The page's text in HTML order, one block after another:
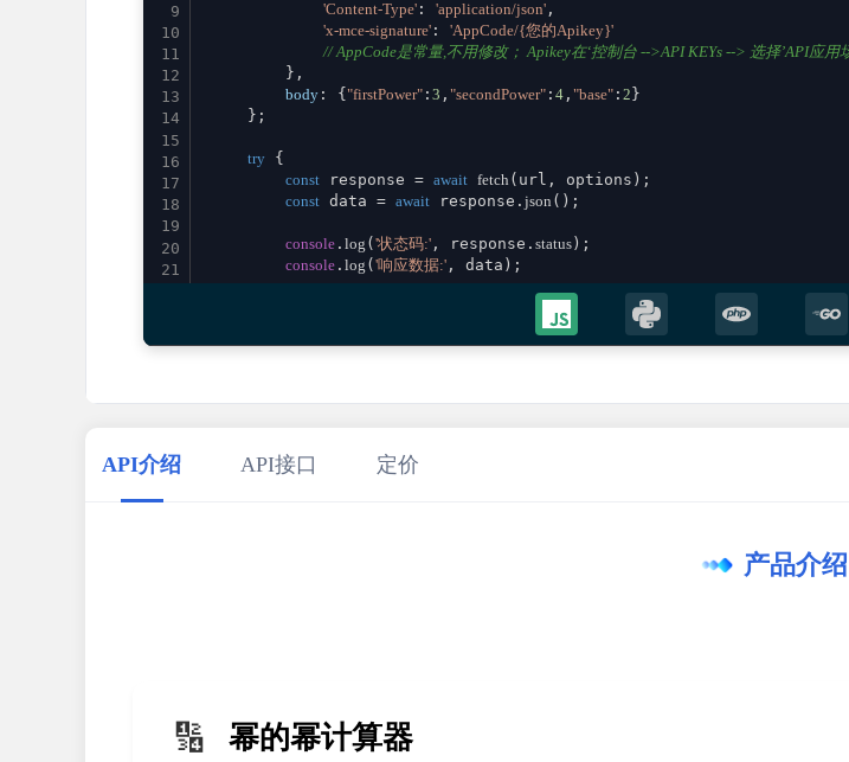
9
10
11
12
13
14
15
16
17
18
19
20
21
30
32
'Content-Type' : 'application/json' ,
'x-mce-signature' : 'AppCode/{您的Apikey}'
// AppCode是常量,不用修改； Apikey在‘控制台 -->API KEYs --> 选择’API应用
        },
body : { "firstPower" : 3 , "secondPower" : 4 , "base" : 2 }
    };
try {
const response = await fetch (url, options);
const data = await response. json ();
console . log ( '状态码:' , response. status );
console . log ( '响应数据:' , data);
console.error('请求失败:', error);
// 使用示例
calculatorPowerOfAPower()
API介绍 API接口 定价
产品介绍
🔢 幂的幂计算器